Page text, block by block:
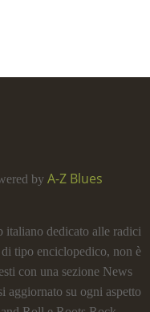
by A-Z Blues
italiano dedicato alle radici
tipo enciclopedico, non è
con una sezione News
aggiornato su ogni aspetto